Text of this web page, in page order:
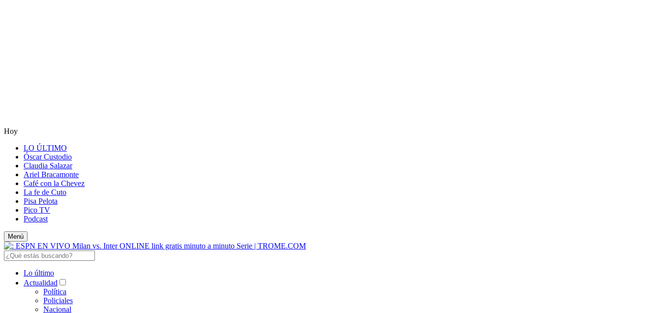
Hoy
LO ÚLTIMO
Óscar Custodio
Claudia Salazar
Ariel Bracamonte
Café con la Chevez
La fe de Cuto
Pisa Pelota
Pico TV
Podcast
Menú
Lo último
Actualidad
Política
Policiales
Nacional